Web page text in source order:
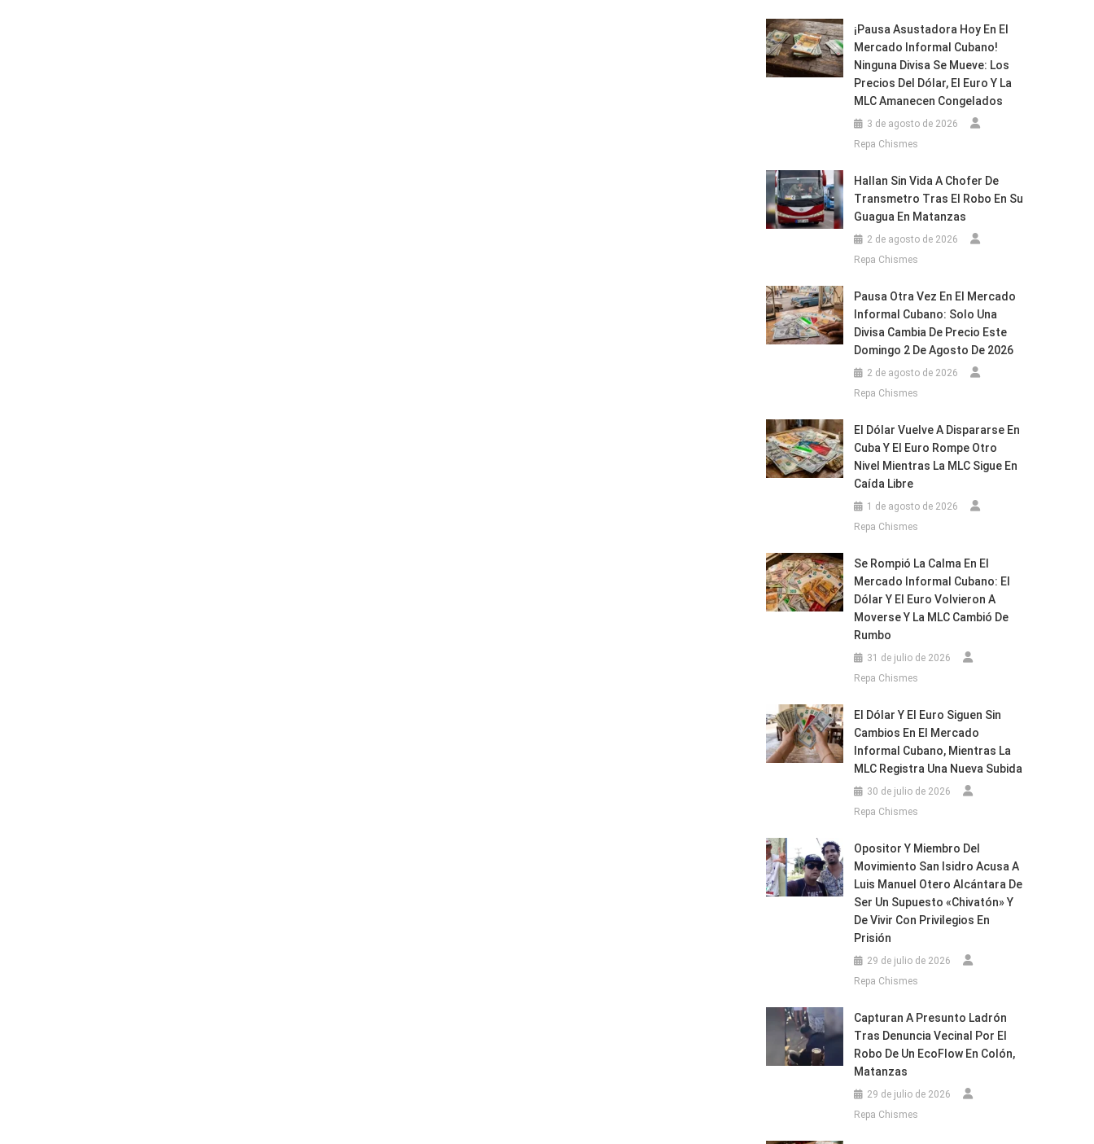
¡Pausa Asustadora Hoy En El
Mercado Informal Cubano!
Ninguna Divisa Se Mueve: Los
Precios Del Dólar, El Euro Y La
MLC Amanecen Congelados
3 de agosto de 2026
Repa Chismes
Hallan Sin Vida A Chofer De
Transmetro Tras El Robo En Su
Guagua En Matanzas
2 de agosto de 2026
Repa Chismes
Pausa Otra Vez En El Mercado
Informal Cubano: Solo Una
Divisa Cambia De Precio Este
Domingo 2 De Agosto De 2026
2 de agosto de 2026
Repa Chismes
El Dólar Vuelve A Dispararse En
Cuba Y El Euro Rompe Otro
Nivel Mientras La MLC Sigue En
Caída Libre
1 de agosto de 2026
Repa Chismes
Se Rompió La Calma En El
Mercado Informal Cubano: El
Dólar Y El Euro Volvieron A
Moverse Y La MLC Cambió De
Rumbo
31 de julio de 2026
Repa Chismes
El Dólar Y El Euro Siguen Sin
Cambios En El Mercado
Informal Cubano, Mientras La
MLC Registra Una Nueva Subida
30 de julio de 2026
Repa Chismes
Opositor Y Miembro Del
Movimiento San Isidro Acusa A
Luis Manuel Otero Alcántara De
Ser Un Supuesto «chivatón» Y
De Vivir Con Privilegios En
Prisión
29 de julio de 2026
Repa Chismes
Capturan A Presunto Ladrón
Tras Denuncia Vecinal Por El
Robo De Un EcoFlow En Colón,
Matanzas
29 de julio de 2026
Repa Chismes